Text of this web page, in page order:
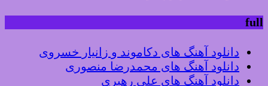
full
دانلود آهنگ های دکاموند و زانیار خسروی
دانلود آهنگ های محمدرضا منصوری
دانلود آهنگ های علی رهبری